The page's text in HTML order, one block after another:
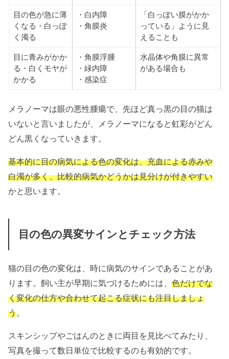
目の色が急に薄
くなる・白っぽ
く濁る
・白内障
・角膜炎
「白っぽい膜がかか
っている」ように見
えることも
目に青みがかか
る・白くモヤが
かかる
・角膜浮腫
・緑内障
・感染症
水晶体や角膜に異常
がある場合も
メラノーマは眼の悪性腫瘍で、先ほど真っ黒の目の猫は
いないと言いましたが、メラノーマになると虹彩がどん
どん黒くなっていきます。
基本的に目の病気による色の変化は、充血による赤みや
白濁が多く、比較的病気かどうかは見分けが付きやすい
かと思います。
目の色の異変サインとチェック方法
猫の目の色の変化は、時に病気のサインであることがあ
ります。飼い主が早期に気づけるためには、色だけでな
く変化の仕方や合わせて起こる症状にも注目しましょ
う。
スキンシップやごはんのときに両目を見比べてみたり、
写真を撮って数日単位で比較するのも有効的です。